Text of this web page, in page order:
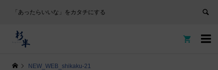
「あったらいいな」をカタチにする


NEW_WEB_shikaku-21